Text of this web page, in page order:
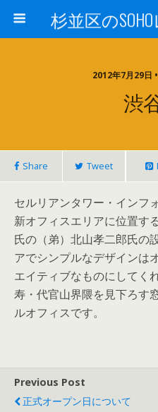
2012年7月29
渋
Share Tweet
セルリアンタワー・インフ
新オフィスエリアに位置す
氏の（弟）北山孝二郎氏の
アでシンプルなデザインは
エイティブなものにしてく
寿・代官山界隈を見下ろす
ルオフィスです。
Previous Post
正式オープン日について